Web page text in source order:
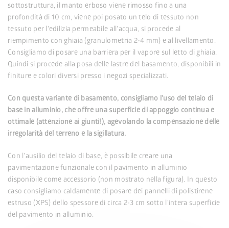
sottostruttura, il manto erboso viene rimosso fino a una
profondità di 10 cm, viene poi posato un telo di tessuto non
tessuto per l'edilizia permeabile all'acqua, si procede al
riempimento con ghiaia (granulometria 2-4 mm) e al livellamento.
Consigliamo di posare una barriera per il vapore sul letto di ghiaia.
Quindi si procede alla posa delle lastre del basamento, disponibili in
finiture e colori diversi presso i negozi specializzati.
Con questa variante di basamento, consigliamo l'uso del telaio di
base in alluminio, che offre una superficie di appoggio continua e
ottimale (attenzione ai giunti!), agevolando la compensazione delle
irregolarità del terreno e la sigillatura.
Con l'ausilio del telaio di base, è possibile creare una
pavimentazione funzionale con il pavimento in alluminio
disponibile come accessorio (non mostrato nella figura). In questo
caso consigliamo caldamente di posare dei pannelli di polistirene
estruso (XPS) dello spessore di circa 2-3 cm sotto l'intera superficie
del pavimento in alluminio.